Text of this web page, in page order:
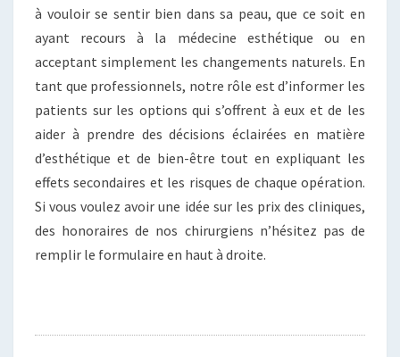
à vouloir se sentir bien dans sa peau, que ce soit en
ayant recours à la médecine esthétique ou en
acceptant simplement les changements naturels. En
tant que professionnels, notre rôle est d’informer les
patients sur les options qui s’offrent à eux et de les
aider à prendre des décisions éclairées en matière
d’esthétique et de bien-être tout en expliquant les
effets secondaires et les risques de chaque opération.
Si vous voulez avoir une idée sur les prix des cliniques,
des honoraires de nos chirurgiens n’hésitez pas de
remplir le formulaire en haut à droite.